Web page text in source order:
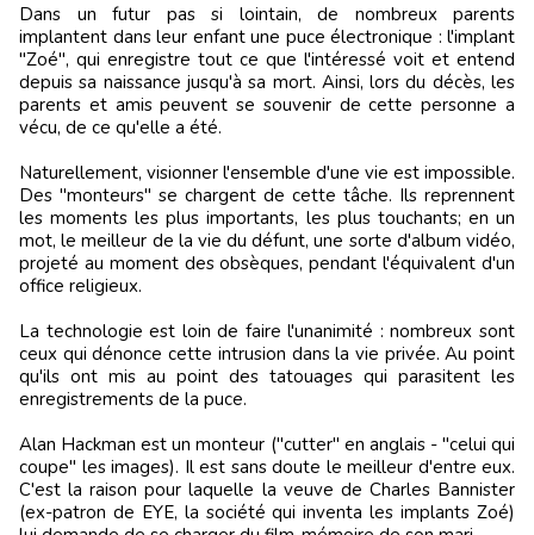
Dans un futur pas si lointain, de nombreux parents
implantent dans leur enfant une puce électronique : l'implant
"Zoé", qui enregistre tout ce que l'intéressé voit et entend
depuis sa naissance jusqu'à sa mort. Ainsi, lors du décès, les
parents et amis peuvent se souvenir de cette personne a
vécu, de ce qu'elle a été.
Naturellement, visionner l'ensemble d'une vie est impossible.
Des "monteurs" se chargent de cette tâche. Ils reprennent
les moments les plus importants, les plus touchants; en un
mot, le meilleur de la vie du défunt, une sorte d'album vidéo,
projeté au moment des obsèques, pendant l'équivalent d'un
office religieux.
La technologie est loin de faire l'unanimité : nombreux sont
ceux qui dénonce cette intrusion dans la vie privée. Au point
qu'ils ont mis au point des tatouages qui parasitent les
enregistrements de la puce.
Alan Hackman est un monteur ("cutter" en anglais - "celui qui
coupe" les images). Il est sans doute le meilleur d'entre eux.
C'est la raison pour laquelle la veuve de Charles Bannister
(ex-patron de EYE, la société qui inventa les implants Zoé)